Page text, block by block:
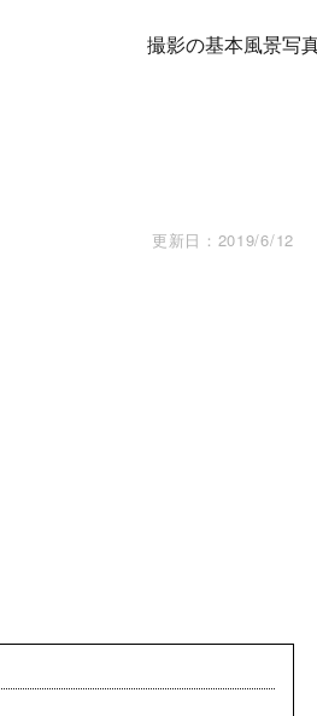
撮影の基本風景写
更新日： 2019/6/12